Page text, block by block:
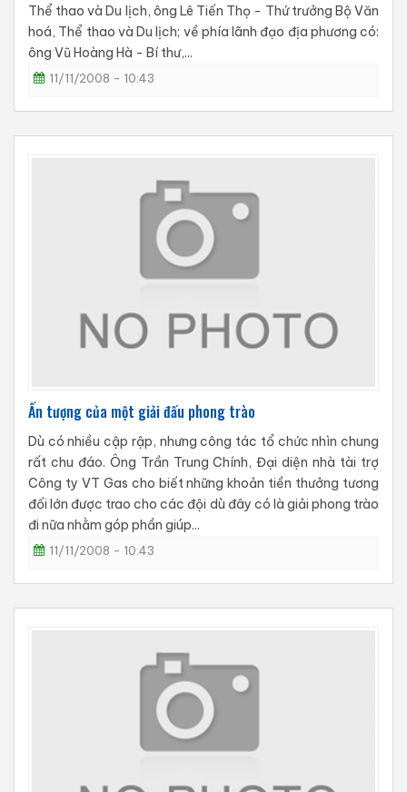
Thể thao và Du lịch, ông Lê Tiến Thọ - Thứ trưởng Bộ Văn
hoá, Thể thao và Du lịch; về phía lãnh đạo địa phương có:
ông Vũ Hoàng Hà - Bí thư,...
11/11/2008 - 10:43
Ấn tượng của một giải đấu phong trào
Dù có nhiều cập rập, nhưng công tác tổ chức nhìn chung
rất chu đáo. Ông Trần Trung Chính, Đại diện nhà tài trợ
Công ty VT Gas cho biết những khoản tiền thưởng tương
đối lớn được trao cho các đội dù đây có là giải phong trào
đi nữa nhằm góp phần giúp...
11/11/2008 - 10:43